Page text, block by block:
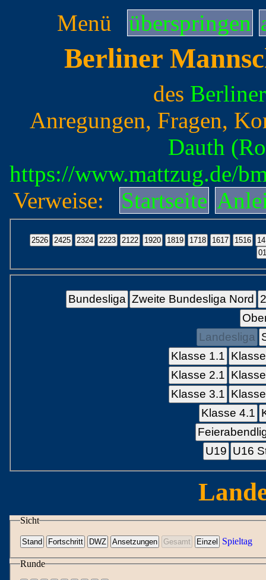
Menü überspringen
Berliner
des
Anregungen, Fragen,
Dauth
https://www.mattzug.de/
Verweise:
Startseite
Bundesliga Zweite Bundesliga Nord
Landesliga
Klasse 1.1
Klasse 2.1
Klasse 3.1
Klasse 4.1
U19 U16
Sicht
Spieltag
Runde